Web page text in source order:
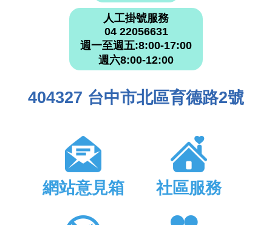
人工掛號服務
04 22056631
週一至週五:8:00-17:00
週六8:00-12:00
404327 台中市北區育德路2號
網站意見箱 社區服務